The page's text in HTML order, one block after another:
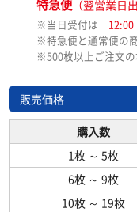
特急便（翌営業日出
※当日受付は
※特急便と通常便の
※500枚以上ご注文の
販売価格
購入数
1枚 ～ 5枚
6枚 ～ 9枚
10枚 ～ 19枚